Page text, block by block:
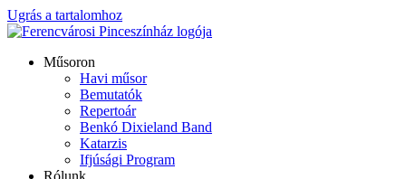
Ugrás a tartalomhoz
Műsoron
Havi műsor
Bemutatók
Repertoár
Benkó Dixieland Band
Katarzis
Ifjúsági Program
Rólunk